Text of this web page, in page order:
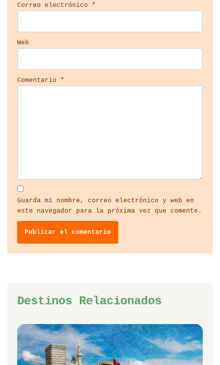
Correo electrónico *
Web
Comentario *
Guarda mi nombre, correo electrónico y web en
este navegador para la próxima vez que comente.
Destinos Relacionados